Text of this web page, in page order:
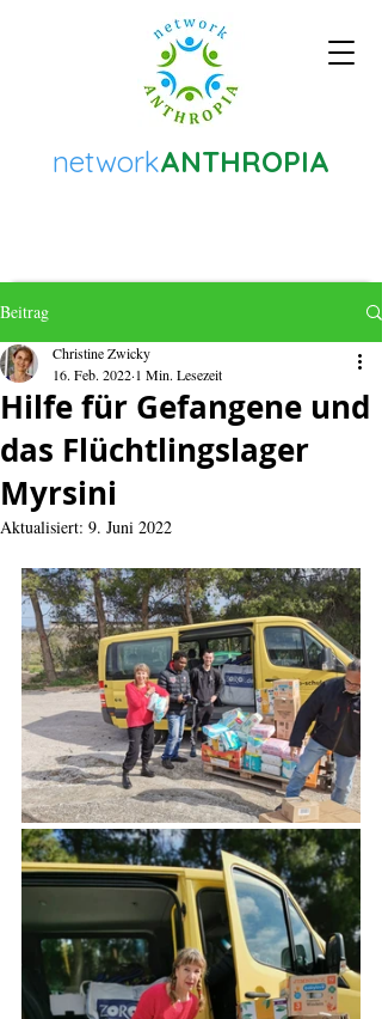
networkANTHROPIA
Beitrag
Hilfe für Gefangene und
das Flüchtlingslager
Myrsini
Christine Zwicky
16. Feb. 2022 1 Min. Lesezeit
Aktualisiert: 9. Juni 2022